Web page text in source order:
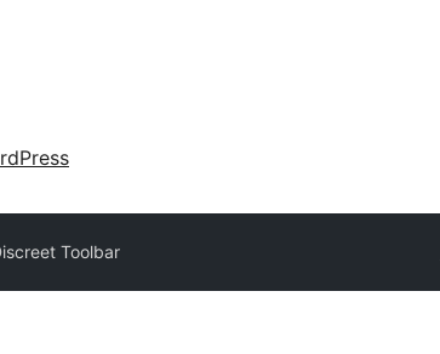
Toolbar